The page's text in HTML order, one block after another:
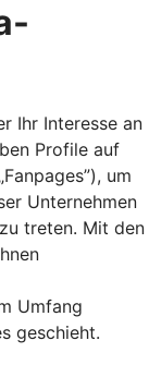
Ihr Interesse an
Profile auf
um
Unternehmen
treten. Mit den
Umfang
geschieht.